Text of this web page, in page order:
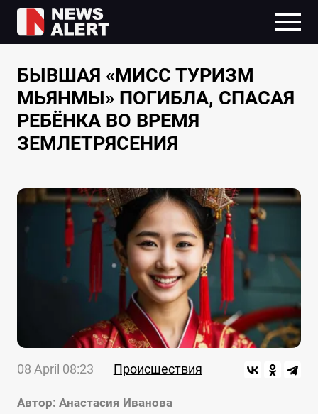
БЫВШАЯ «МИСС ТУРИЗМ
МЬЯНМЫ» ПОГИБЛА, СПАСАЯ
РЕБЁНКА ВО ВРЕМЯ
ЗЕМЛЕТРЯСЕНИЯ
08 April 08:23 Происшествия
Автор: Анастасия Иванова